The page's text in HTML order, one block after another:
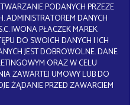
PODANYCH PRZEZE
ADMINISTRATOREM DANYCH
IWONA PŁACZEK MAREK
DO SWOICH DANYCH I ICH
JEST DOBROWOLNE. DANE
ORAZ W CELU
ZAWARTEJ UMOWY LUB DO
ŻĄDANIE PRZED ZAWARCIEM